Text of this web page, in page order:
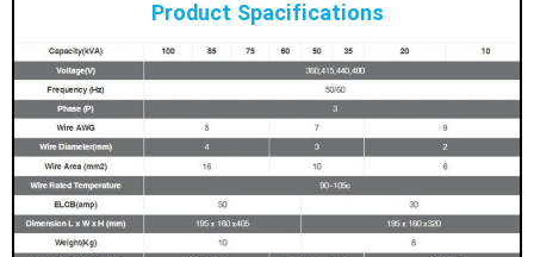
Product Spacifications